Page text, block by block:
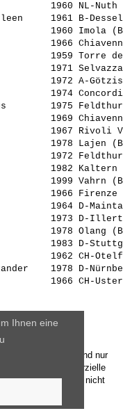
Ihnen eine
Inge
1960 NL-
1961 B-
1960
1966
1959 Torre
1971
1972 A-
1974
1975
1969
1967
1978 Lajen
1972
1982
1999
1966
1964 D-
1973 D-
1978
1983 D-
1962 CH-
1978 D-
1966
Datenmaterial sind nur
gestellt. Die kommerzielle
/ oder Nachdruck ist nicht